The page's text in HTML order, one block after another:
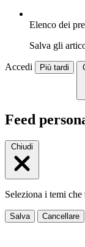
Elenco dei
Salva gli
Accedi Più tardi
Feed
Chiudi
Seleziona i temi che
Salva Cancellare